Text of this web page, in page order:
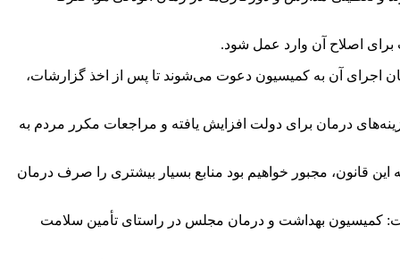
برای اصلاح آن وارد عمل شود.
اجرای آن به کمیسیون دعوت می‌شوند تا پس از اخذ گزارشات،
درمان برای دولت افزایش یافته و مراجعات مکرر مردم به
قانون، مجبور خواهیم بود منابع بسیار بیشتری را صرف درمان
کمیسیون بهداشت و درمان مجلس در راستای تأمین سلامت